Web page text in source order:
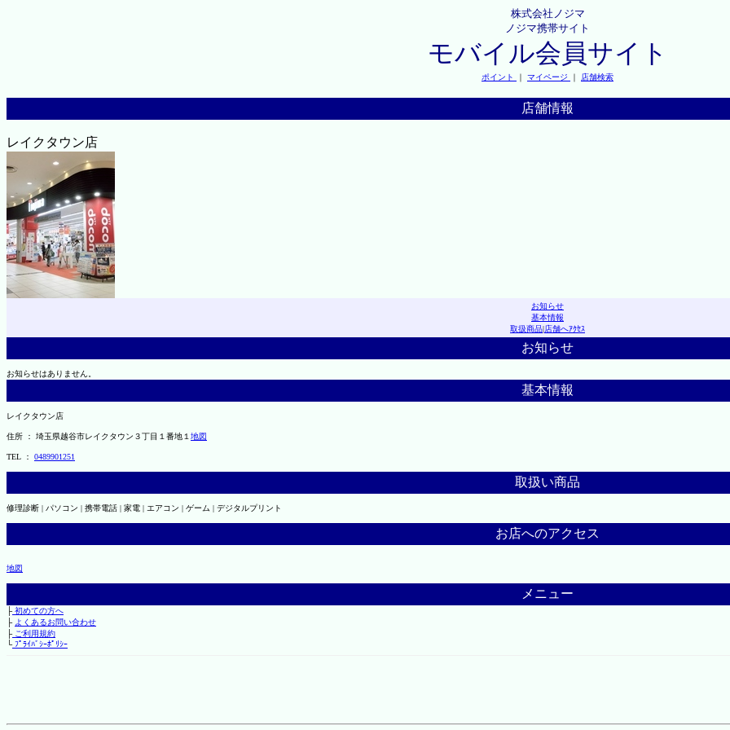
株式会社ノジマ
ノジマ携帯サイト
モバイル会員サイト
ポイント ｜ マイページ ｜ 店舗検索
店舗情報
レイクタウン店
お知らせ
基本情報
取扱商品|店舗へｱｸｾｽ
お知らせ
お知らせはありません。
基本情報
レイクタウン店
住所 ： 埼玉県越谷市レイクタウン３丁目１番地１ 地図
TEL ： 0489901251
取扱い商品
修理診断 | パソコン | 携帯電話 | 家電 | エアコン | ゲーム | デジタルプリント
お店へのアクセス
地図
メニュー
├初めての方へ
├ よくあるお問い合わせ
├ご利用規約
└ﾌﾟﾗｲﾊﾞｼｰﾎﾟﾘｼｰ